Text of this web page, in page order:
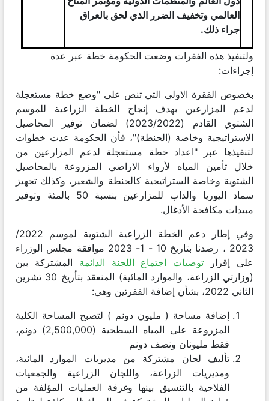
العالمي وتخفيف الضرر الذي لحق بالعراق
جراء ذلك.
ولتنفيذ هذه الفقرات وضعت الحكومة خطة عبر عدة
إجراءات:
بخصوص الفقرة الاولى التي تنص على "وضع خطة مستعجلة
لدعم المزارعين بهدف إنجاح الخطة الزراعية للموسم
الشتوي القادم (2023/2022) لضمان توفير المحاصيل
الاستراتيجية وخاصة (الحنطة)"، فأن الحكومة عدت خطوات
لتنفيذها عبر "اعداد خطة مستعجلة لدعم المزارعين من
خلال تأمين المياه لأرواء الاراضي المزروعة بالمحاصيل
الشتوية وخاصة الستراتيجية كالحنطة والشعير، وكذلك تجهيز
سماد اليوريا والداب للمزارعين بنسبة 50 بالمئة وتوفير
مبيدات مكافحة الأدغال.
وفي إطار دعم الخطة الزراعية الشتوية لموسم 2022/
2023 ، رصدنا بتاريخ 10 - 1- 2023 موافقة مجلس الوزراء
على إقرار توصيات اجتماع اللجنة الدائمة المشتركة بين
(وزارتي الزراعة، والموارد المائية) المنعقد بتأريخ 30 تشرين
الثاني 2022، بشأن إضافة الفقرتين وهي:
إضافة مساحة ( مليون دونم ) لتصبح المساحة الكلية
المزروعة على المياه السطحية (2,500,000) دونم،
فقط مليونان ونصف دونم
تأليف لجان مشتركة من مديريات الموارد المائية،
ومديريات الزراعة، واللجان الزراعية والجمعيات
الفلاحية بالتنسيق بينها وغرفة العمليات المؤلفة من